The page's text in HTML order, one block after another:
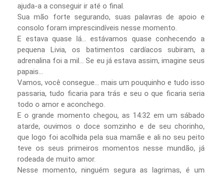
ajuda-a a conseguir ir até o final.
Sua mão forte segurando, suas palavras de apoio e
consolo foram imprescindíveis nesse momento.
E estava quase lá... estávamos quase conhecendo a
pequena Livia, os batimentos cardíacos subiram, a
adrenalina foi a mil... Se eu já estava assim, imagine seus
papais...
Vamos, você consegue... mais um pouquinho e tudo isso
passaria, tudo ficaria para trás e seu o que ficaria seria
todo o amor e aconchego.
E o grande momento chegou, as 14:32 em um sábado
atarde, ouvimos o doce somzinho e de seu chorinho,
que logo foi acolhida pela sua mamãe e ali no seu peito
teve os seus primeiros momentos nesse mundão, já
rodeada de muito amor.
Nesse momento, ninguém segura as lagrimas, é um